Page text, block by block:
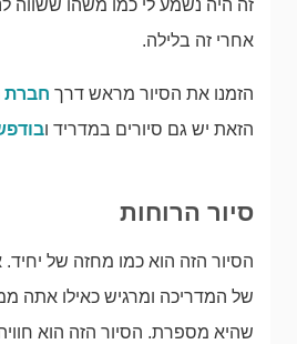
זה היה נשמע לי כמו משהו ששווה
אחרי זה בלילה.
הזמנו את הסיור מראש דרך חברת Mysterium
הזאת יש גם סיורים במדריד ו
סיור הרוחות
הסיור הזה הוא כמו מחזה של
של המדריכה ומרגיש כאילו אתה
שהיא מספרת. הסיור הזה הוא